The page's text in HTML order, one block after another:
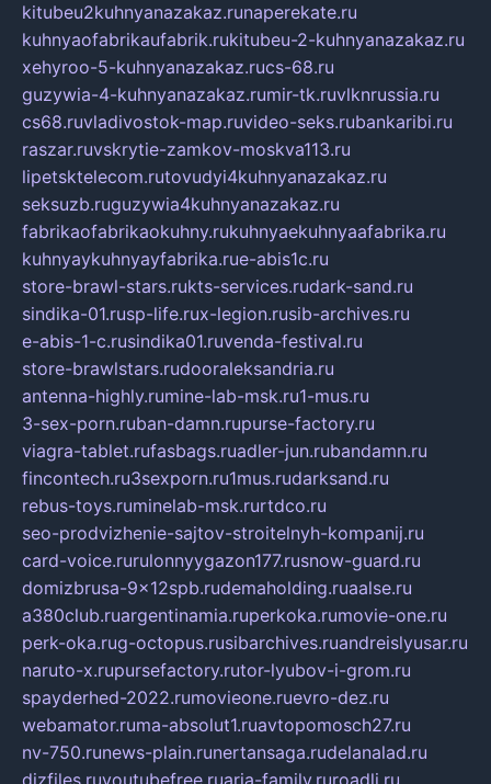
kitubeu2kuhnyanazakaz.runaperekate.ru
kuhnyaofabrikaufabrik.rukitubeu-2-kuhnyanazakaz.ru
xehyroo-5-kuhnyanazakaz.rucs-68.ru
guzywia-4-kuhnyanazakaz.rumir-tk.ruvlknrussia.ru
cs68.ruvladivostok-map.ruvideo-seks.rubankaribi.ru
raszar.ruvskrytie-zamkov-moskva113.ru
lipetsktelecom.rutovudyi4kuhnyanazakaz.ru
seksuzb.ruguzywia4kuhnyanazakaz.ru
fabrikaofabrikaokuhny.rukuhnyaekuhnyaafabrika.ru
kuhnyaykuhnyayfabrika.rue-abis1c.ru
store-brawl-stars.rukts-services.rudark-sand.ru
sindika-01.rusp-life.rux-legion.rusib-archives.ru
e-abis-1-c.rusindika01.ruvenda-festival.ru
store-brawlstars.rudooraleksandria.ru
antenna-highly.rumine-lab-msk.ru1-mus.ru
3-sex-porn.ruban-damn.rupurse-factory.ru
viagra-tablet.rufasbags.ruadler-jun.rubandamn.ru
fincontech.ru3sexporn.ru1mus.rudarksand.ru
rebus-toys.ruminelab-msk.rurtdco.ru
seo-prodvizhenie-sajtov-stroitelnyh-kompanij.ru
card-voice.rurulonnyygazon177.rusnow-guard.ru
domizbrusa-9x12spb.rudemaholding.ruaalse.ru
a380club.ruargentinamia.ruperkoka.rumovie-one.ru
perk-oka.rug-octopus.rusibarchives.ruandreislyusar.ru
naruto-x.rupursefactory.rutor-lyubov-i-grom.ru
spayderhed-2022.rumovieone.ruevro-dez.ru
webamator.ruma-absolut1.ruavtopomosch27.ru
nv-750.runews-plain.runertansaga.rudelanalad.ru